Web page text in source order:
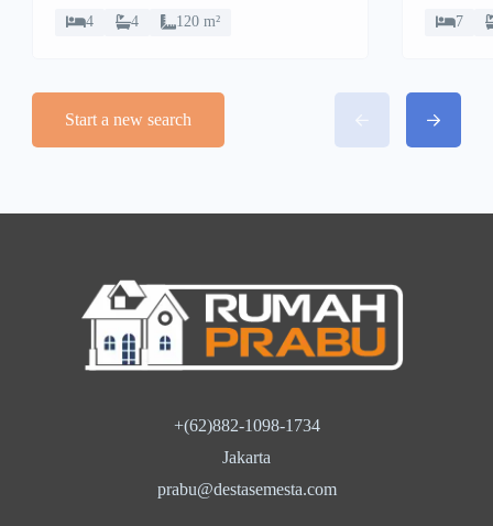
4 4 120 m² 7
Start a new search
+(62)882-1098-1734
Jakarta
prabu@destasemesta.com